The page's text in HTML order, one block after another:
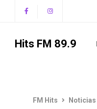
Hits FM 89.9
FM Hits Noticias